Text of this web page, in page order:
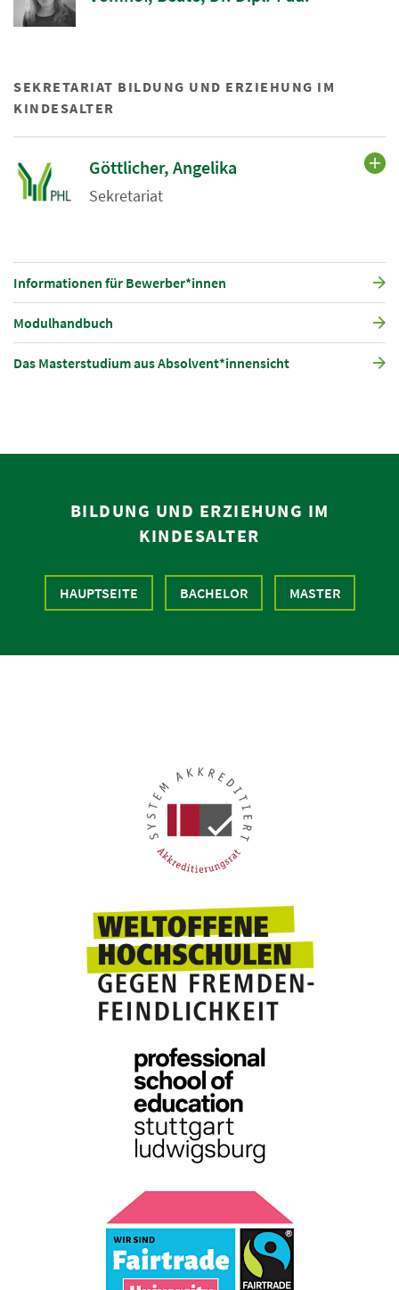
SEKRETARIAT BILDUNG UND ERZIEHUNG IM
KINDESALTER
Göttlicher, Angelika
Sekretariat
Informationen für Bewerber*innen
Modulhandbuch
Das Masterstudium aus Absolvent*innensicht
BILDUNG UND ERZIEHUNG IM
KINDESALTER
HAUPTSEITE BACHELOR MASTER